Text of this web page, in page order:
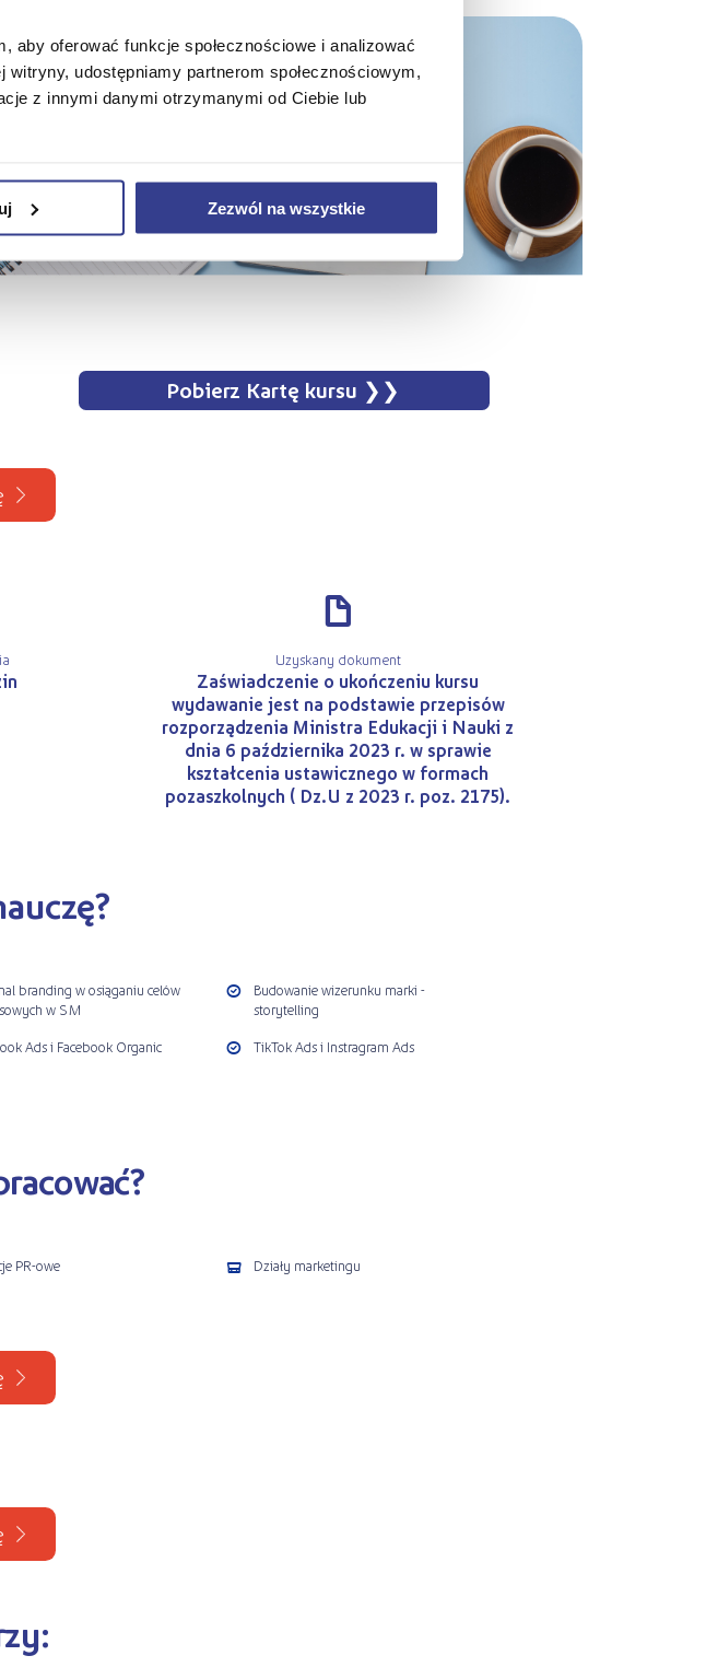
oferować funkcje społecznościowe i analizować
udostępniamy partnerom społecznościowym,
z innymi danymi otrzymanymi od Ciebie lub
Zezwól na wszystkie
Pobierz Kartę kursu
d
Uzyskany dokument
Zaświadczenie o ukończeniu kursu
wydawanie jest na podstawie przepisów
rozporządzenia Ministra Edukacji i Nauki z
dnia 6 października 2023 r. w sprawie
kształcenia ustawicznego w formach
pozaszkolnych ( Dz.U z 2023 r. poz. 2175).
branding w osiąganiu celów
w SM
Budowanie wizerunku marki -
storytelling
Ads i Facebook Organic TikTok Ads i Instragram Ads
PR-owe Działy marketingu